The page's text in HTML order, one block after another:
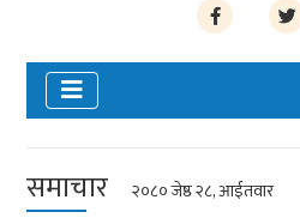
समाचार २०८० जेष्ठ २८, आईतवार